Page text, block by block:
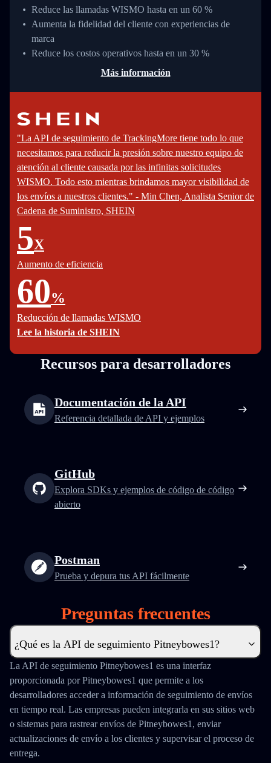
Reduce las llamadas WISMO hasta en un 60 %
Aumenta la fidelidad del cliente con experiencias de
marca
Reduce los costos operativos hasta en un 30 %
Más información
"La API de seguimiento de TrackingMore tiene todo lo que
necesitamos para reducir la presión sobre nuestro equipo de
atención al cliente causada por las infinitas solicitudes
WISMO. Todo esto mientras brindamos mayor visibilidad de
los envíos a nuestros clientes." - Min Chen, Analista Senior de
Cadena de Suministro, SHEIN
5X
Aumento de eficiencia
60%
Reducción de llamadas WISMO
Lee la historia de SHEIN
Recursos para desarrolladores
Documentación de la API
Referencia detallada de API y ejemplos
GitHub
Explora SDKs y ejemplos de código de código
abierto
Postman
Prueba y depura tus API fácilmente
Preguntas frecuentes
¿Qué es la API de seguimiento Pitneybowes1?
La API de seguimiento Pitneybowes1 es una interfaz
proporcionada por Pitneybowes1 que permite a los
desarrolladores acceder a información de seguimiento de envíos
en tiempo real. Las empresas pueden integrarla en sus sitios web
o sistemas para rastrear envíos de Pitneybowes1, enviar
actualizaciones de envío a los clientes y supervisar el proceso de
entrega.